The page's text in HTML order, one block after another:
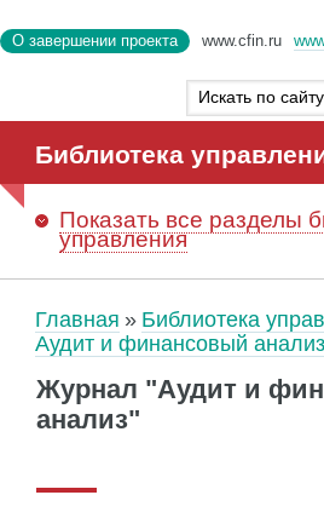
О завершении проекта www.cfin.ru
Библиотека
Показать все разделы
управления
Главная Библиотека
Аудит и финансовый анализ
Журнал "Аудит и
анализ"